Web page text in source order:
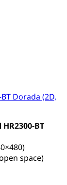
Dorada (2D,
BT
space)